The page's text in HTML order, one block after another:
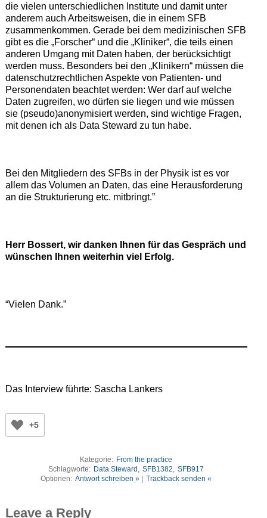
die vielen unterschiedlichen Institute und damit unter
anderem auch Arbeitsweisen, die in einem SFB
zusammenkommen. Gerade bei dem medizinischen SFB
gibt es die „Forscher“ und die „Kliniker“, die teils einen
anderen Umgang mit Daten haben, der berücksichtigt
werden muss. Besonders bei den „Klinikern“ müssen die
datenschutzrechtlichen Aspekte von Patienten- und
Personendaten beachtet werden: Wer darf auf welche
Daten zugreifen, wo dürfen sie liegen und wie müssen
sie (pseudo)anonymisiert werden, sind wichtige Fragen,
mit denen ich als Data Steward zu tun habe.
Bei den Mitgliedern des SFBs in der Physik ist es vor
allem das Volumen an Daten, das eine Herausforderung
an die Strukturierung etc. mitbringt.”
Herr Bossert, wir danken Ihnen für das Gespräch und
wünschen Ihnen weiterhin viel Erfolg.
“Vielen Dank.”
Das Interview führte: Sascha Lankers
+5
Kategorie: From the practice
Schlagworte: Data Steward SFB1382
SFB917
Optionen: Antwort schreiben » | Trackback senden «
Leave a Reply